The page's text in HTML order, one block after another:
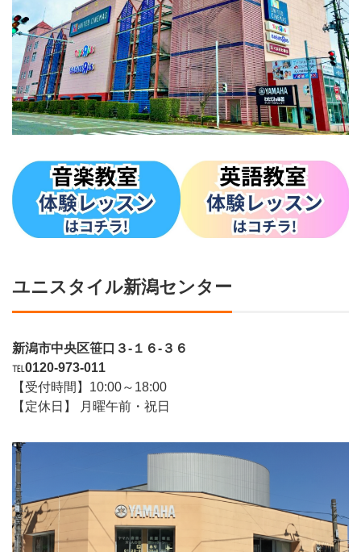
ユニスタイル新潟センター
新潟市中央区笹口３-１６-３６
℡0120-973-011
【受付時間】10:00～18:00
【定休日】 月曜午前・祝日